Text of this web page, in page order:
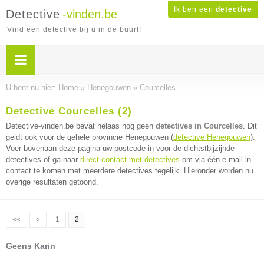
Ik ben een detective
Detective -vinden.be
Vind een detective bij u in de buurt!
U bent nu hier: Home » Henegouwen » Courcelles
Detective Courcelles (2)
Detective-vinden.be bevat helaas nog geen detectives in Courcelles. Dit
geldt ook voor de gehele provincie Henegouwen (detective Henegouwen).
Voer bovenaan deze pagina uw postcode in voor de dichtstbijzijnde
detectives of ga naar direct contact met detectives om via één e-mail in
contact te komen met meerdere detectives tegelijk. Hieronder worden nu
overige resultaten getoond.
«« « 1 2
Geens Karin